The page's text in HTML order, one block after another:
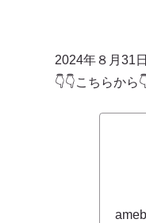
2024年８月31
👇👇こちらから